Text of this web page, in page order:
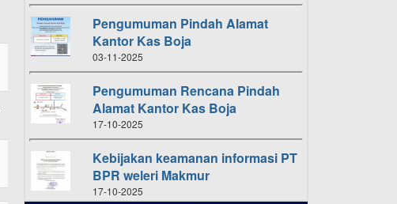
Pengumuman Pindah Alamat
Kantor Kas Boja
03-11-2025
Pengumuman Rencana Pindah
Alamat Kantor Kas Boja
17-10-2025
Kebijakan keamanan informasi PT
BPR weleri Makmur
17-10-2025